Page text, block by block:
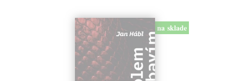
na sklade